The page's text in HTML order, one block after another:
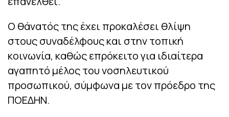
Ο θάνατός της έχει προκαλέσει θλίψη
στους συναδέλφους και στην τοπική
κοινωνία, καθώς επρόκειτο για ιδιαίτερα
αγαπητό μέλος του νοσηλευτικού
προσωπικού, σύμφωνα με τον πρόεδρο της
ΠΟΕΔΗΝ.